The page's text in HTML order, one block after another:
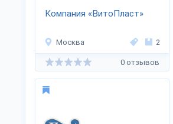
Компания «ВитоПласт»
Москва 2
0 отзывов